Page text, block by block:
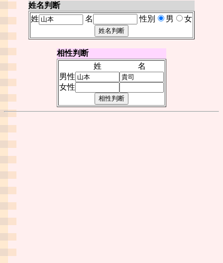
姓名判断
姓
名 性別 男 女
相性判断
姓
名
男性
女性